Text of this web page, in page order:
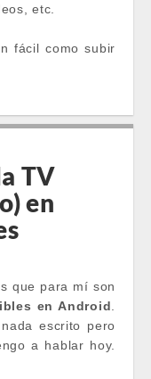
etc.
fácil como subir
TV
en
que para mí son
en Android
escrito pero
a hablar hoy.